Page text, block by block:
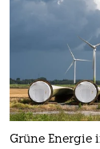
Grüne Energie